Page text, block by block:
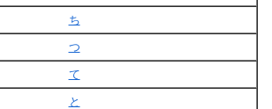
ち
つ
て
と